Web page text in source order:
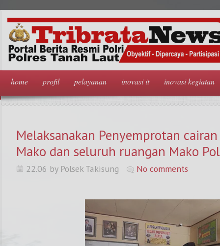
home profil pelayanan inovasi it inovasi kegiatan
Melaksanakan Penyemprotan
Mako dan seluruh ruangan Mako
22.06 by Polsek Takisung No comments